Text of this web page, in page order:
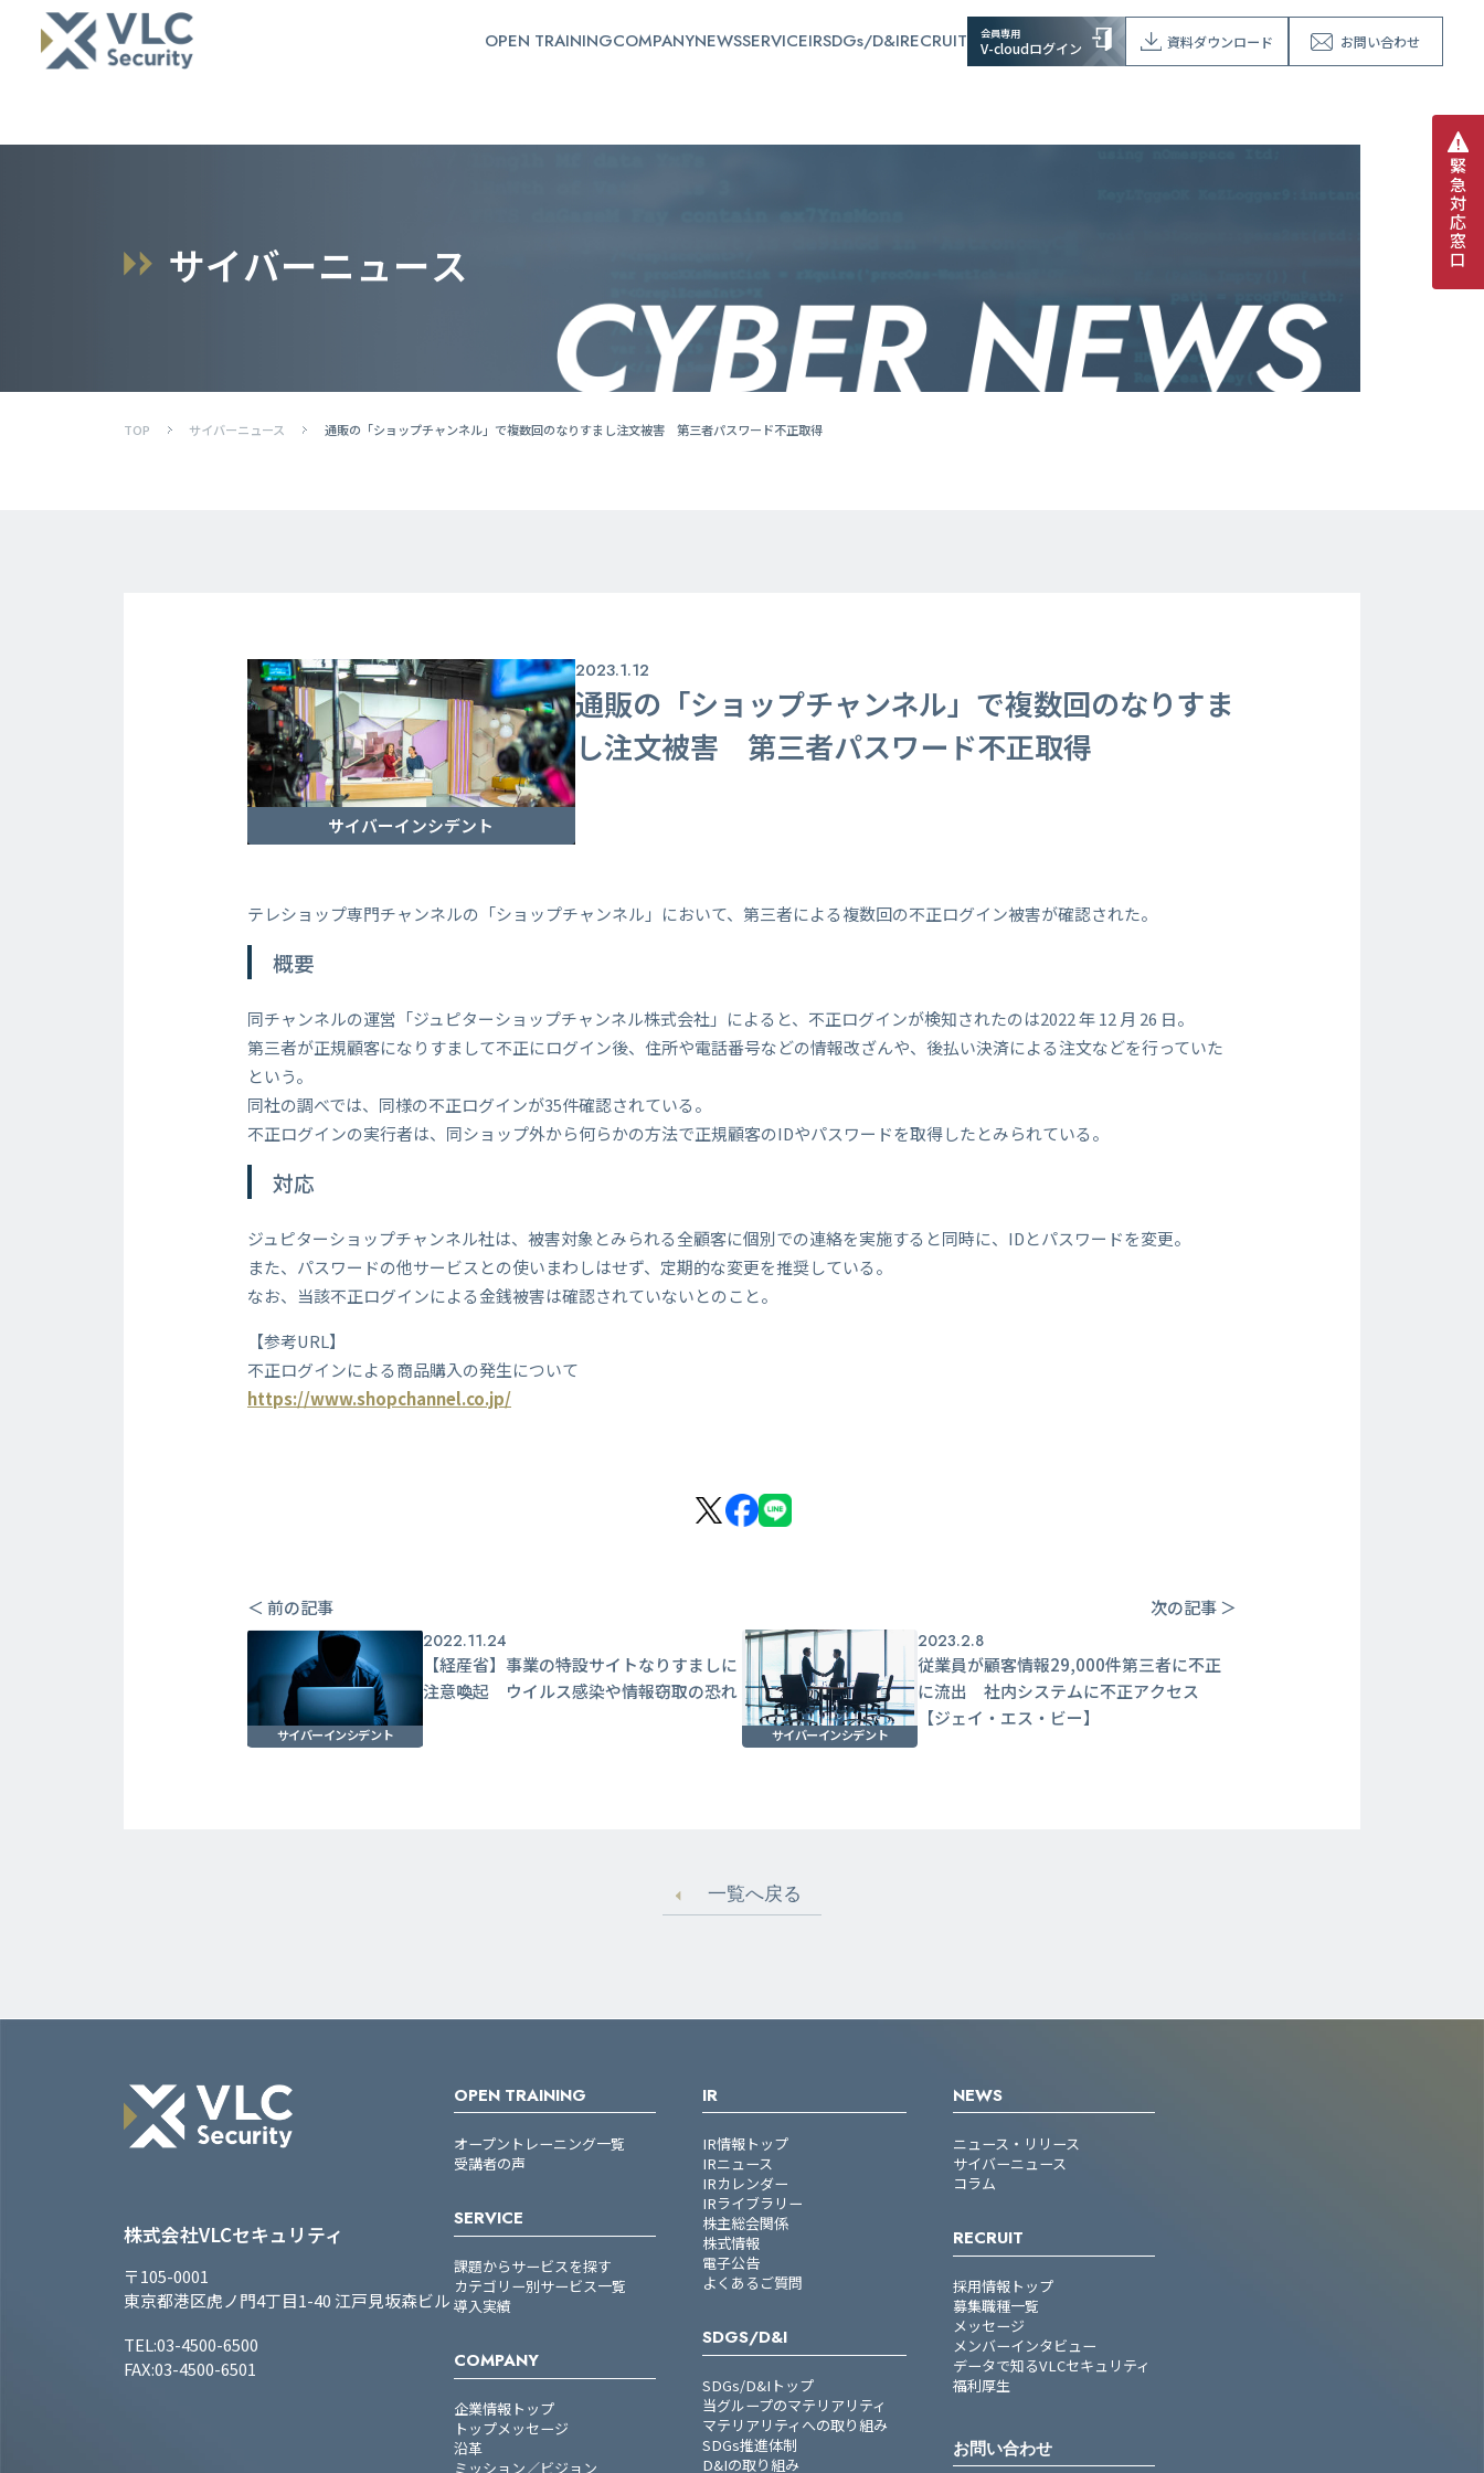
OPEN TRAININGCOMPANYNEWSSERVICEIRSDGs/D&IRECRUIT 会員専用
V-cloudログイン 資料ダウンロード お問い合わせ
緊
急
対
応
窓
口
サイバーニュース
TOP サイバーニュース 通販の「ショップチャンネル」で複数回のなりすまし注文被害 第三者パスワード不正取得
サイバーインシデント
2023.1.12
通販の「ショップチャンネル」で複数回のなりすま
し注文被害 第三者パスワード不正取得
テレショップ専門チャンネルの「ショップチャンネル」において、第三者による複数回の不正ログイン被害が確認された。
概要
同チャンネルの運営「ジュピターショップチャンネル株式会社」によると、不正ログインが検知されたのは2022 年 12 月 26 日。
第三者が正規顧客になりすまして不正にログイン後、住所や電話番号などの情報改ざんや、後払い決済による注文などを行っていた
という。
同社の調べでは、同様の不正ログインが35件確認されている。
不正ログインの実行者は、同ショップ外から何らかの方法で正規顧客のIDやパスワードを取得したとみられている。
対応
ジュピターショップチャンネル社は、被害対象とみられる全顧客に個別での連絡を実施すると同時に、IDとパスワードを変更。
また、パスワードの他サービスとの使いまわしはせず、定期的な変更を推奨している。
なお、当該不正ログインによる金銭被害は確認されていないとのこと。
【参考URL】
不正ログインによる商品購入の発生について
https://www.shopchannel.co.jp/
＜ 前の記事 次の記事 ＞
サイバーインシデント
2022.11.24
【経産省】事業の特設サイトなりすましに
注意喚起 ウイルス感染や情報窃取の恐れ
サイバーインシデント
2023.2.8
従業員が顧客情報29,000件第三者に不正
に流出 社内システムに不正アクセス
【ジェイ・エス・ビー】
一覧へ戻る
株式会社VLCセキュリティ
〒105-0001
東京都港区虎ノ門4丁目1-40 江戸見坂森ビル
TEL:03-4500-6500
FAX:03-4500-6501
OPEN TRAINING
オープントレーニング一覧
受講者の声
SERVICE
課題からサービスを探す
カテゴリー別サービス一覧
導入実績
COMPANY
企業情報トップ
トップメッセージ
沿革
ミッション／ビジョン
IR
IR情報トップ
IRニュース
IRカレンダー
IRライブラリー
株主総会関係
株式情報
電子公告
よくあるご質問
SDGS/D&I
SDGs/D&Iトップ
当グループのマテリアリティ
マテリアリティへの取り組み
SDGs推進体制
D&Iの取り組み
NEWS
ニュース・リリース
サイバーニュース
コラム
RECRUIT
採用情報トップ
募集職種一覧
メッセージ
メンバーインタビュー
データで知るVLCセキュリティ
福利厚生
お問い合わせ